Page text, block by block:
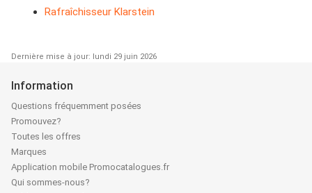
Rafraîchisseur Klarstein
Dernière mise à jour: lundi 29 juin 2026
Information
Questions fréquemment posées
Promouvez?
Toutes les offres
Marques
Application mobile Promocatalogues.fr
Qui sommes-nous?